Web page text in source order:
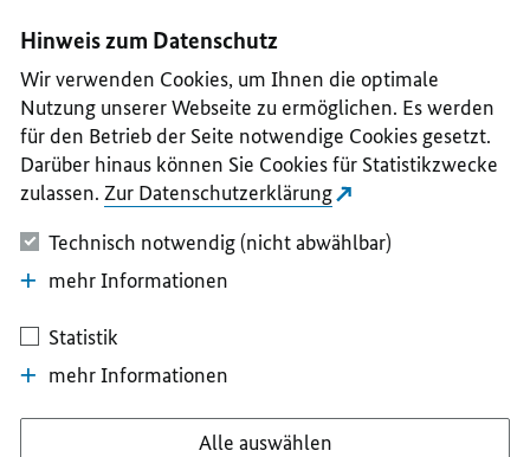
II
III
IV
V
Hinweis zum Datenschutz
Wir verwenden Cookies, um Ihnen die optimale
Nutzung unserer Webseite zu ermöglichen. Es werden
für den Betrieb der Seite notwendige Cookies gesetzt.
Darüber hinaus können Sie Cookies für Statistikzwecke
zulassen. Zur Datenschutzerklärung
Technisch notwendig (nicht abwählbar)
mehr Informationen
Statistik
mehr Informationen
Alle auswählen